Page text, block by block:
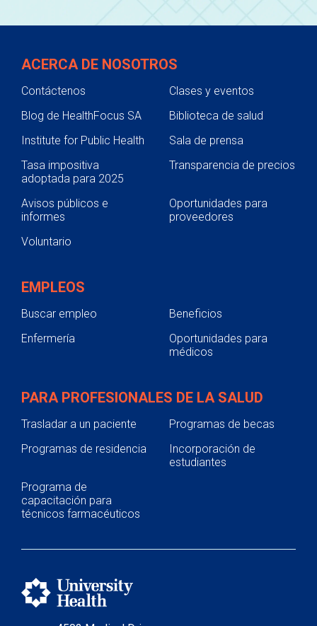
ACERCA DE NOSOTROS
Contáctenos
Clases y eventos
Blog de HealthFocus SA
Biblioteca de salud
Institute for Public Health
Sala de prensa
Tasa impositiva
adoptada para 2025
Transparencia de precios
Avisos públicos e
informes
Oportunidades para
proveedores
Voluntario
EMPLEOS
Buscar empleo
Beneficios
Enfermería
Oportunidades para
médicos
PARA PROFESIONALES DE LA SALUD
Trasladar a un paciente
Programas de becas
Programas de residencia
Incorporación de
estudiantes
Programa de
capacitación para
técnicos farmacéuticos